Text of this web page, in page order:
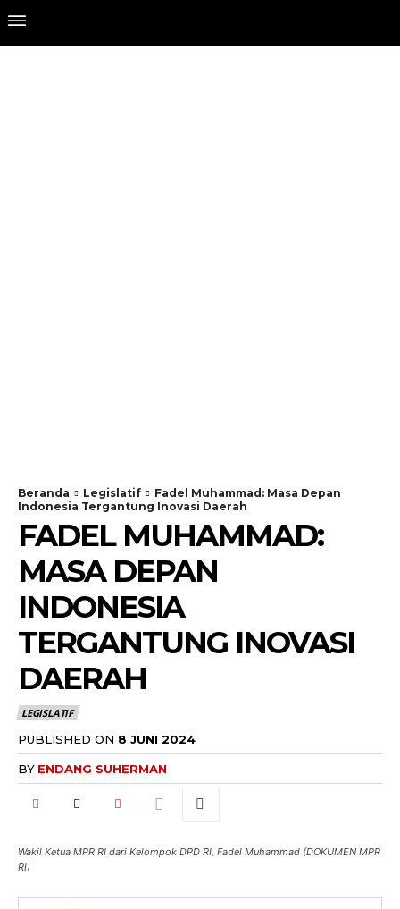
Beranda Legislatif
Fadel Muhammad: Masa Depan
Indonesia Tergantung Inovasi Daerah
FADEL MUHAMMAD:
MASA DEPAN
INDONESIA
TERGANTUNG INOVASI
DAERAH
LEGISLATIF
PUBLISHED ON 8 JUNI 2024
BY ENDANG SUHERMAN
Wakil Ketua MPR RI dari Kelompok DPD RI, Fadel Muhammad (DOKUMEN MPR
RI)